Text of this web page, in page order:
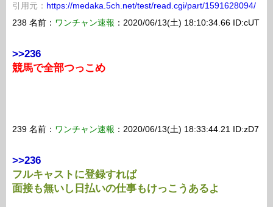
引用元： https://medaka.5ch.net/test/read.cgi/part/1591628094/
238 名前： ワンチャン速報 ：2020/06/13(土) 18:10:34.66 ID:cUT
>>236
競馬で全部つっこめ
239 名前： ワンチャン速報 ：2020/06/13(土) 18:33:44.21 ID:zD7
>>236
フルキャストに登録すれば
面接も無いし日払いの仕事もけっこうあるよ